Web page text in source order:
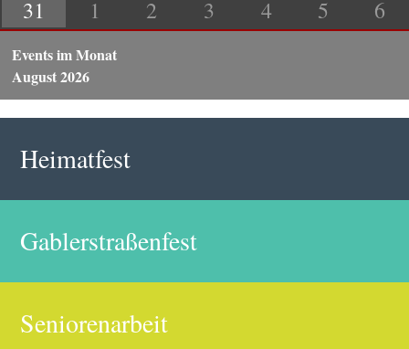
31
1 2 3 4 5 6
Events im Monat
August 2026
Heimatfest
Gablerstraßenfest
Seniorenarbeit